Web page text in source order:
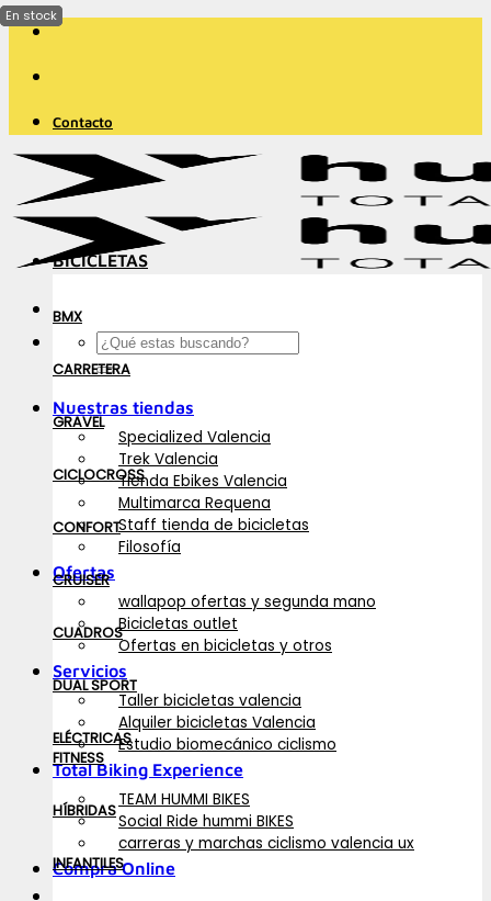
Saltar
contenido
Contacto
Buscar
por:
Nuestras tiendas
Specialized Valencia
Trek Valencia
Tienda Ebikes Valencia
Multimarca Requena
Staff tienda de bicicletas
Filosofía
Ofertas
wallapop ofertas y segunda mano
Bicicletas outlet
Ofertas en bicicletas y otros
Servicios
Taller bicicletas valencia
Alquiler bicicletas Valencia
Estudio biomecánico ciclismo
Total Biking Experience
TEAM HUMMI BIKES
Social Ride hummi BIKES
carreras y marchas ciclismo valencia ux
Compra Online
BICICLETAS
BMX
CARRETERA
GRAVEL
CICLOCROSS
CONFORT
CRUISER
CUADROS
DUAL SPORT
ELÉCTRICAS
FITNESS
HÍBRIDAS
INFANTILES